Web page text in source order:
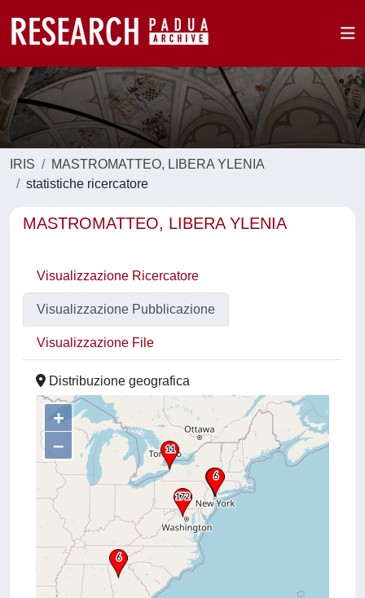
IRIS
MASTROMATTEO, LIBERA YLENIA
statistiche ricercatore
MASTROMATTEO, LIBERA YLENIA
Visualizzazione Ricercatore
Visualizzazione Pubblicazione
Visualizzazione File
Distribuzione geografica
+
–